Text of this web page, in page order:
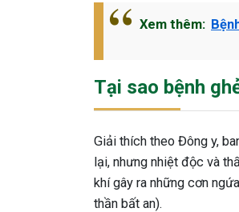
Xem thêm:
Tại sao bệnh
Giải thích theo Đông y,
lại, nhưng nhiệt độc và
khí gây ra những cơn
thần bất an).